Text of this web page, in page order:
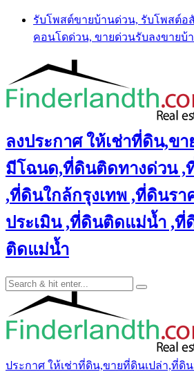
Skip
content
รับโพสต์ขายบ้านด่วน, รับโพสต์อ
คอนโดด่วน, ขายด่วนรับลงขายบ้
ลงประกาศ ให้เช่าที่ดิน,ข
มีโฉนด,ที่ดินติดทางด่วน ,
,ที่ดินใกล้กรุงเทพ ,ที่ดินรา
ประเมิน ,ที่ดินติดแม่น้ำ ,ที่
ติดแม่น้ำ
ประกาศ ให้เช่าที่ดิน,ขายที่ดินเปล่า,ที่